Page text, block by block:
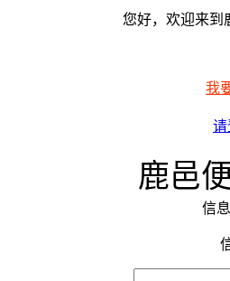
您好，欢迎来到
我
请
鹿邑
信息